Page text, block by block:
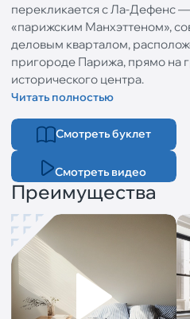
перекликается с Ла-Дефенс
«парижским Манхэттеном»,
деловым кварталом,
пригороде Парижа, прямо на
исторического центра.
Читать полностью
Смотреть буклет
Смотреть видео
Преимущества